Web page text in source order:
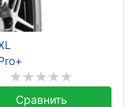
Сравнить